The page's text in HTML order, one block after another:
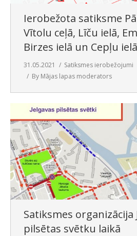
Ierobežota satiksme
Vītolu ceļā, Līču ielā,
Birzes ielā un Cepļu ielā
31.05.2021
Satiksmes ierobežojumi
By Mājas lapas moderators
Satiksmes organizācija
pilsētas svētku laikā